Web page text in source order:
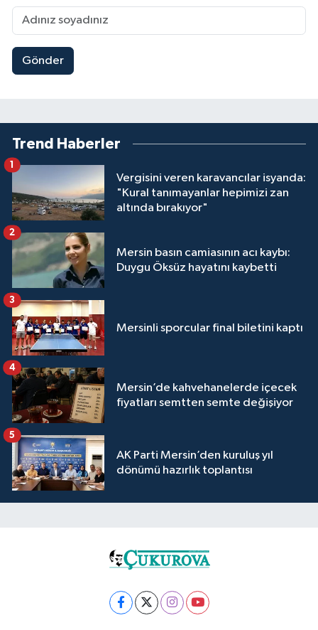
Gönder
Trend Haberler
Vergisini veren karavancılar isyanda:
"Kural tanımayanlar hepimizi zan
altında bırakıyor"
1
Mersin basın camiasının acı kaybı:
Duygu Öksüz hayatını kaybetti
2
Mersinli sporcular final biletini kaptı
3
Mersin’de kahvehanelerde içecek
fiyatları semtten semte değişiyor
4
AK Parti Mersin’den kuruluş yıl
dönümü hazırlık toplantısı
5